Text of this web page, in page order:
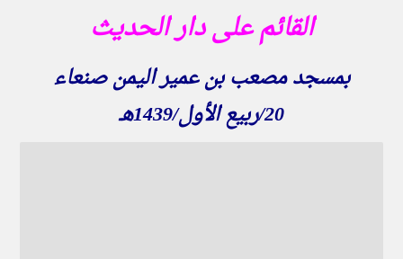
القائم على دار الحديث
بمسجد مصعب بن عمير اليمن صنعاء
20/ربيع الأول/1439هـ